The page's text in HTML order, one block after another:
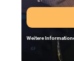
Weitere